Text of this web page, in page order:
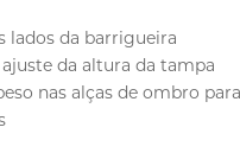
lados da barrigueira
da altura da tampa
nas alças de ombro